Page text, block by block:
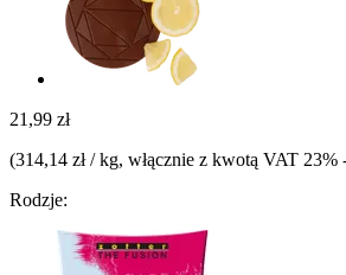
21,99 zł
(314,14 zł / kg, włącznie z kwotą VAT 23%
Rodzje: